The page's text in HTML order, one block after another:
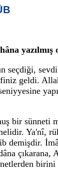
seçdiği,
geldi.
bir sünneti
Ya'nî,
demişdir.
çıkarana,
birini